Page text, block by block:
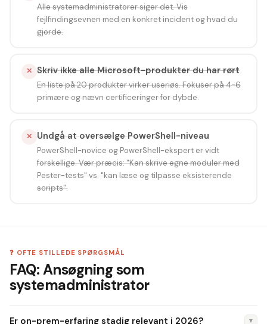
Alle systemadministratorer siger det. Vis
fejlfindingsevnen med en konkret incident og hvad du
gjorde.
✕ Skriv ikke alle Microsoft-produkter du har rørt
En liste på 20 produkter virker useriøs. Fokuser på 4-6
primære og nævn certificeringer for dybde.
✕ Undgå at oversælge PowerShell-niveau
PowerShell-novice og PowerShell-ekspert er vidt
forskellige. Vær præcis: "Kan skrive egne moduler med
Pester-tests" vs. "kan læse og tilpasse eksisterende
scripts".
❓ OFTE STILLEDE SPØRGSMÅL
FAQ: Ansøgning som
systemadministrator
Er on-prem-erfaring stadig relevant i 2026? ▼